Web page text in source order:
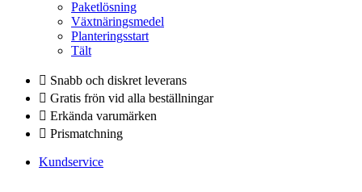
Paketlösning
Växtnäringsmedel
Planteringsstart
Tält
Snabb och diskret leverans
Gratis frön vid alla beställningar
Erkända varumärken
Prismatchning
Kundservice